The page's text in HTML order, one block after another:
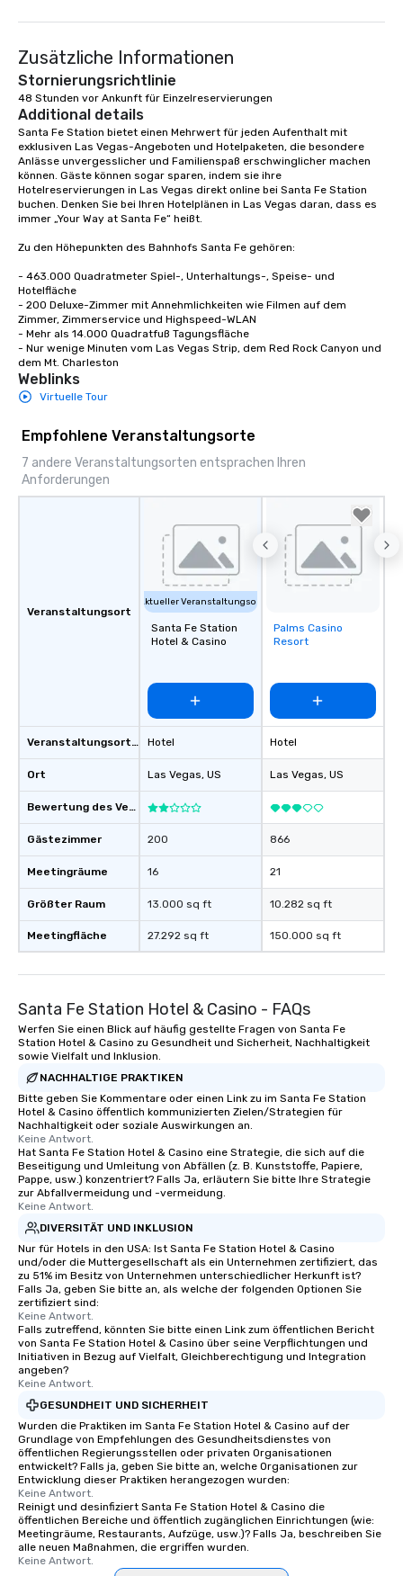
Zusätzliche Informationen
Stornierungsrichtlinie
48 Stunden vor Ankunft für Einzelreservierungen
Additional details
Santa Fe Station bietet einen Mehrwert für jeden Aufenthalt mit
exklusiven Las Vegas-Angeboten und Hotelpaketen, die besondere
Anlässe unvergesslicher und Familienspaß erschwinglicher machen
können. Gäste können sogar sparen, indem sie ihre
Hotelreservierungen in Las Vegas direkt online bei Santa Fe Station
buchen. Denken Sie bei Ihren Hotelplänen in Las Vegas daran, dass es
immer „Your Way at Santa Fe“ heißt.
Zu den Höhepunkten des Bahnhofs Santa Fe gehören:
- 463.000 Quadratmeter Spiel-, Unterhaltungs-, Speise- und
Hotelfläche
- 200 Deluxe-Zimmer mit Annehmlichkeiten wie Filmen auf dem
Zimmer, Zimmerservice und Highspeed-WLAN
- Mehr als 14.000 Quadratfuß Tagungsfläche
- Nur wenige Minuten vom Las Vegas Strip, dem Red Rock Canyon und
dem Mt. Charleston
Weblinks
Virtuelle Tour
Empfohlene Veranstaltungsorte
7 andere Veranstaltungsorten entsprachen Ihren
Anforderungen
Veranstaltungsort
Veranstaltungsortstyp
Ort
Bewertung des Veranstaltungsortes
Gästezimmer
Meetingräume
Größter Raum
Meetingfläche
Aktueller Veranstaltungsort
Santa Fe Station
Hotel & Casino
Hotel
Las Vegas, US
200
16
13.000 sq ft
27.292 sq ft
Removed from
favorites
Palms Casino
Resort
Hotel
Las Vegas, US
866
21
10.282 sq ft
150.000 sq ft
Santa Fe Station Hotel & Casino - FAQs
Werfen Sie einen Blick auf häufig gestellte Fragen von Santa Fe
Station Hotel & Casino zu Gesundheit und Sicherheit, Nachhaltigkeit
sowie Vielfalt und Inklusion.
NACHHALTIGE PRAKTIKEN
Bitte geben Sie Kommentare oder einen Link zu im Santa Fe Station
Hotel & Casino öffentlich kommunizierten Zielen/Strategien für
Nachhaltigkeit oder soziale Auswirkungen an.
Keine Antwort.
Hat Santa Fe Station Hotel & Casino eine Strategie, die sich auf die
Beseitigung und Umleitung von Abfällen (z. B. Kunststoffe, Papiere,
Pappe, usw.) konzentriert? Falls Ja, erläutern Sie bitte Ihre Strategie
zur Abfallvermeidung und -vermeidung.
Keine Antwort.
DIVERSITÄT UND INKLUSION
Nur für Hotels in den USA: Ist Santa Fe Station Hotel & Casino
und/oder die Muttergesellschaft als ein Unternehmen zertifiziert, das
zu 51% im Besitz von Unternehmen unterschiedlicher Herkunft ist?
Falls Ja, geben Sie bitte an, als welche der folgenden Optionen Sie
zertifiziert sind:
Keine Antwort.
Falls zutreffend, könnten Sie bitte einen Link zum öffentlichen Bericht
von Santa Fe Station Hotel & Casino über seine Verpflichtungen und
Initiativen in Bezug auf Vielfalt, Gleichberechtigung und Integration
angeben?
Keine Antwort.
GESUNDHEIT UND SICHERHEIT
Wurden die Praktiken im Santa Fe Station Hotel & Casino auf der
Grundlage von Empfehlungen des Gesundheitsdienstes von
öffentlichen Regierungsstellen oder privaten Organisationen
entwickelt? Falls ja, geben Sie bitte an, welche Organisationen zur
Entwicklung dieser Praktiken herangezogen wurden:
Keine Antwort.
Reinigt und desinfiziert Santa Fe Station Hotel & Casino die
öffentlichen Bereiche und öffentlich zugänglichen Einrichtungen (wie:
Meetingräume, Restaurants, Aufzüge, usw.)? Falls Ja, beschreiben Sie
alle neuen Maßnahmen, die ergriffen wurden.
Keine Antwort.